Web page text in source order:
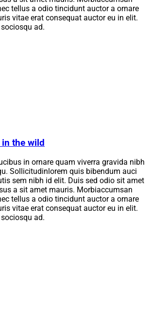
tellus a odio tincidunt auctor a ornare
vitae erat consequat auctor eu in elit.
ad.
the wild
in ornare quam viverra gravida nibh
Sollicitudinlorem quis bibendum auci
sem nibh id elit. Duis sed odio sit amet
a sit amet mauris. Morbiaccumsan
tellus a odio tincidunt auctor a ornare
vitae erat consequat auctor eu in elit.
ad.